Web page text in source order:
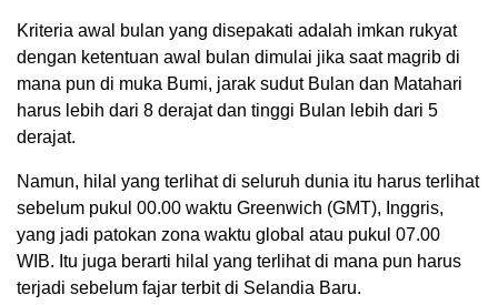
Kriteria awal bulan yang disepakati adalah imkan rukyat
dengan ketentuan awal bulan dimulai jika saat magrib di
mana pun di muka Bumi, jarak sudut Bulan dan Matahari
harus lebih dari 8 derajat dan tinggi Bulan lebih dari 5
derajat.
Namun, hilal yang terlihat di seluruh dunia itu harus terlihat
sebelum pukul 00.00 waktu Greenwich (GMT), Inggris,
yang jadi patokan zona waktu global atau pukul 07.00
WIB. Itu juga berarti hilal yang terlihat di mana pun harus
terjadi sebelum fajar terbit di Selandia Baru.